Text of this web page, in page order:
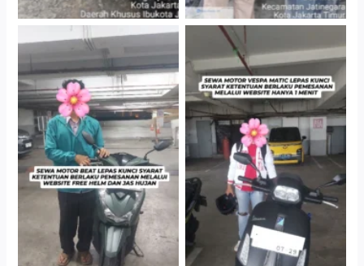
Cityplaza Jatinegara
Gedung Parkir P6A
Cityplaza Jatinegara
Gedung Parkir P6A